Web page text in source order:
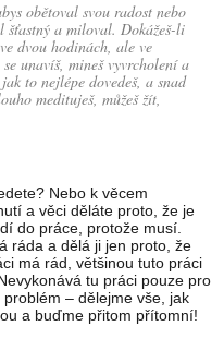
obětoval svou radost nebo
šťastný a miloval. Dokážeš-li
dvou hodinách, ale ve
unavíš, mineš vyvrcholení a
to nejlépe dovedeš, a snad
medituješ, můžeš žít,
Nebo k věcem
a věci děláte proto, že je
do práce, protože musí.
ráda a dělá ji jen proto, že
má rád, většinou tuto práci
tu práci pouze pro
– dělejme vše, jak
a buďme přitom přítomní!